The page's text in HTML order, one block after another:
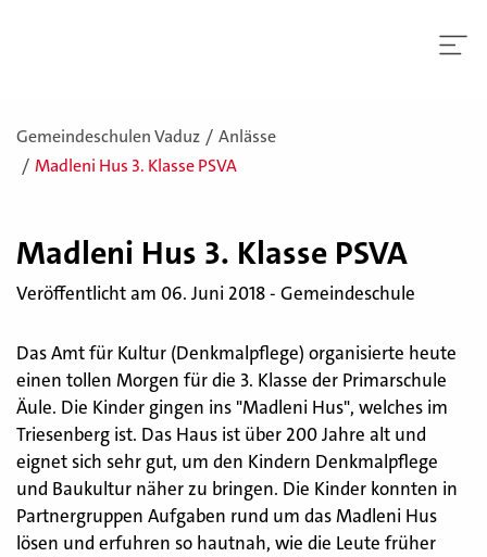
Gemeindeschulen Vaduz
Anlässe
Madleni Hus 3. Klasse PSVA
Mad­le­ni Hus 3. Klas­se PSVA
Veröffentlicht am 06. Juni 2018 - Gemeindeschule
Das Amt für Kultur (Denkmalpflege) organisierte heute
einen tollen Morgen für die 3. Klasse der Primarschule
Äule. Die Kinder gingen ins "Madleni Hus", welches im
Triesenberg ist. Das Haus ist über 200 Jahre alt und
eignet sich sehr gut, um den Kindern Denkmalpflege
und Baukultur näher zu bringen. Die Kinder konnten in
Partnergruppen Aufgaben rund um das Madleni Hus
lösen und erfuhren so hautnah, wie die Leute früher